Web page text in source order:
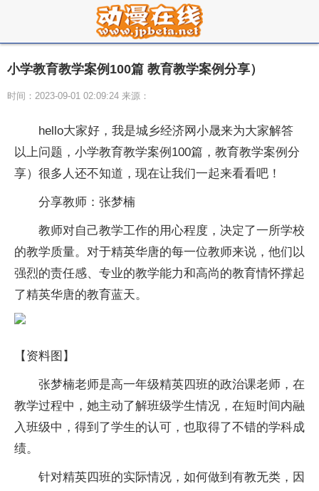
小学教育教学案例100篇 教育教学案例分享）
时间：2023-09-01 02:09:24 来源：
hello大家好，我是城乡经济网小晟来为大家解答
以上问题，小学教育教学案例100篇，教育教学案例分
享）很多人还不知道，现在让我们一起来看看吧！
分享教师：张梦楠
教师对自己教学工作的用心程度，决定了一所学校
的教学质量。对于精英华唐的每一位教师来说，他们以
强烈的责任感、专业的教学能力和高尚的教育情怀撑起
了精英华唐的教育蓝天。
【资料图】
张梦楠老师是高一年级精英四班的政治课老师，在
教学过程中，她主动了解班级学生情况，在短时间内融
入班级中，得到了学生的认可，也取得了不错的学科成
绩。
针对精英四班的实际情况，如何做到有教无类，因